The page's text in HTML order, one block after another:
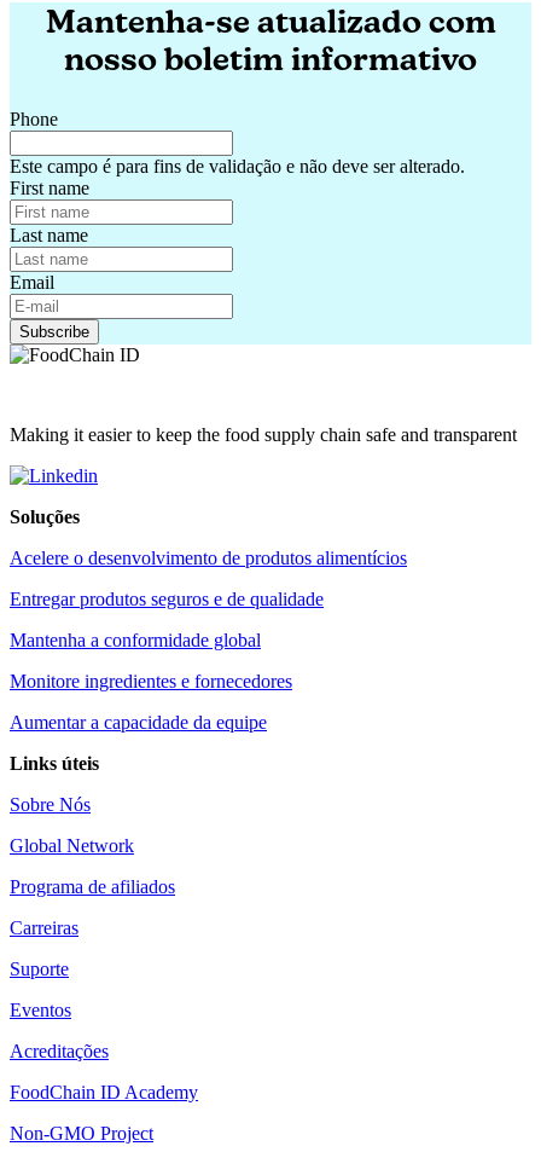
Mantenha-se atualizado com
nosso boletim informativo
Phone
Este campo é para fins de validação e não deve ser alterado.
First name
Last name
Email
Making it easier to keep the food supply chain safe and transparent
Soluções
Acelere o desenvolvimento de produtos alimentícios
Entregar produtos seguros e de qualidade
Mantenha a conformidade global
Monitore ingredientes e fornecedores
Aumentar a capacidade da equipe
Links úteis
Sobre Nós
Global Network
Programa de afiliados
Carreiras
Suporte
Eventos
Acreditações
FoodChain ID Academy
Non-GMO Project